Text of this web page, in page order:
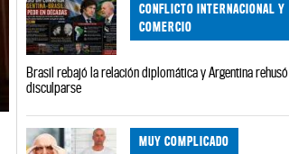
CONFLICTO INTERNACIONAL Y
COMERCIO
Brasil rebajó la relación diplomática y Argentina rehusó
disculparse
MUY COMPLICADO